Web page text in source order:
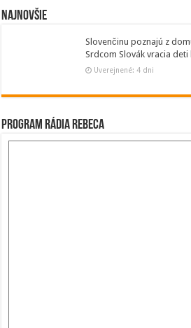
Najnovšie
Slovenčinu poznajú z
Srdcom Slovák vracia
Uverejnené: 4 dni
Program Rádia Rebeca